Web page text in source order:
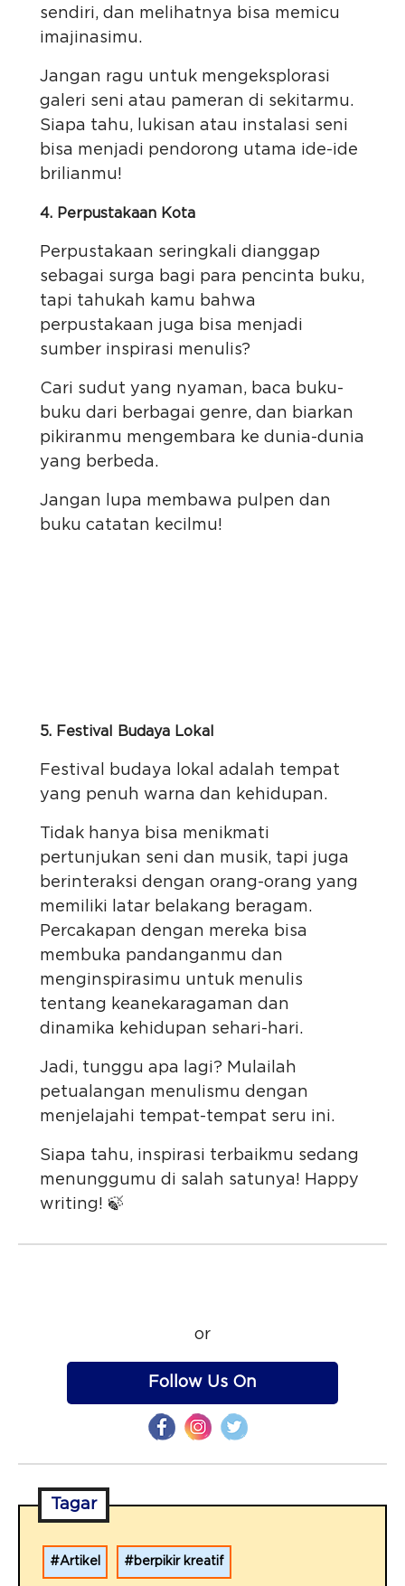
sendiri, dan melihatnya bisa memicu
imajinasimu.
Jangan ragu untuk mengeksplorasi
galeri seni atau pameran di sekitarmu.
Siapa tahu, lukisan atau instalasi seni
bisa menjadi pendorong utama ide-ide
brilianmu!
4. Perpustakaan Kota
Perpustakaan seringkali dianggap
sebagai surga bagi para pencinta buku,
tapi tahukah kamu bahwa
perpustakaan juga bisa menjadi
sumber inspirasi menulis?
Cari sudut yang nyaman, baca buku-
buku dari berbagai genre, dan biarkan
pikiranmu mengembara ke dunia-dunia
yang berbeda.
Jangan lupa membawa pulpen dan
buku catatan kecilmu!
5. Festival Budaya Lokal
Festival budaya lokal adalah tempat
yang penuh warna dan kehidupan.
Tidak hanya bisa menikmati
pertunjukan seni dan musik, tapi juga
berinteraksi dengan orang-orang yang
memiliki latar belakang beragam.
Percakapan dengan mereka bisa
membuka pandanganmu dan
menginspirasimu untuk menulis
tentang keanekaragaman dan
dinamika kehidupan sehari-hari.
Jadi, tunggu apa lagi? Mulailah
petualangan menulismu dengan
menjelajahi tempat-tempat seru ini.
Siapa tahu, inspirasi terbaikmu sedang
menunggumu di salah satunya! Happy
writing! 🍃
or
Follow Us On
Tagar
Artikel berpikir kreatif